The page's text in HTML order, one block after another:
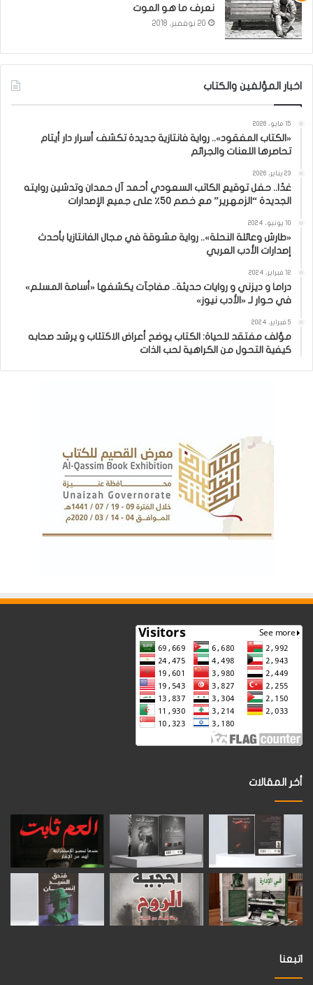
نعرف ما هو الموت
20 نوفمبر، 2018
اخبار المؤلفين والكتاب
15 مايو، 2026
«الكتاب المفقود».. رواية فانتازية جديدة تكشف أسرار دار أيتام
تحاصرها اللعنات والجرائم
23 يناير، 2026
غدًا.. حفل توقيع الكاتب السعودي أحمد آل حمدان وتدشين روايته
الجديدة “الزمهرير” مع خصم 50٪ على جميع الإصدارات
10 يونيو، 2024
«طارش وعائلة النحلة».. رواية مشوقة في مجال الفانتازيا بأحدث
إصدارات الأدب العربي
12 فبراير، 2024
دراما و ديزني و روايات حديثة.. مفاجآت يكشفها «أسامة المسلم»
في حوار لـ «الأدب نيوز»
5 فبراير، 2024
مؤلف مفتقد للحياة: الكتاب يوضح أعراض الاكتئاب و يرشد صحابه
كيفية التحول من الكراهية لحب الذات
أخر المقالات
اتبعنا